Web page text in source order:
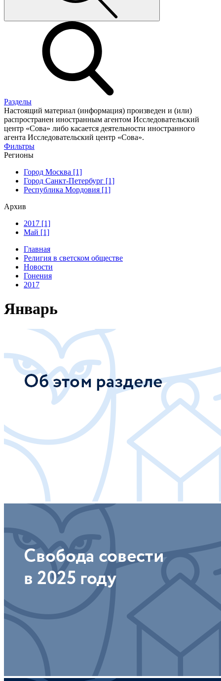
Разделы
Настоящий материал (информация) произведен и (или)
распространен иностранным агентом Исследовательский
центр «Сова» либо касается деятельности иностранного
агента Исследовательский центр «Сова».
Фильтры
Регионы
Город Москва [1]
Город Санкт-Петербург [1]
Республика Мордовия [1]
Архив
2017 [1]
Май [1]
Главная
Религия в светском обществе
Новости
Гонения
2017
Январь